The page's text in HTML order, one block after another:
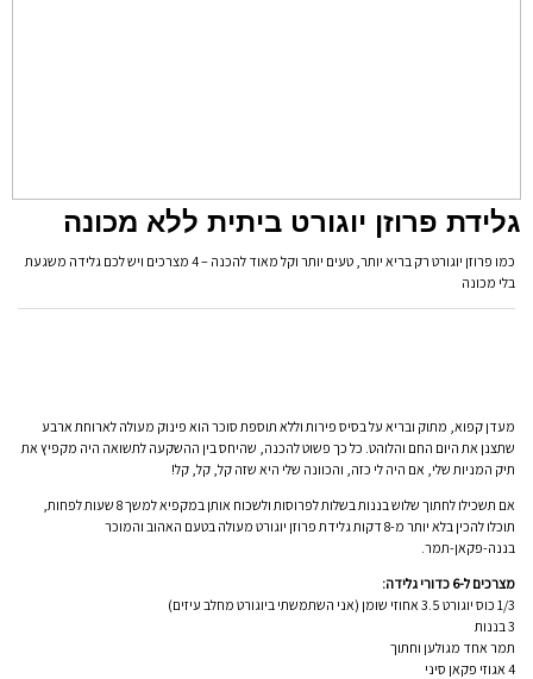
גלידת פרוזן יוגורט ביתית ללא מכונה
כמו פרוזן יוגורט רק בריא יותר, טעים יותר וקל מאוד להכנה – 4 מצרכים ויש לכם גלידה משגעת
בלי מכונה
מעדן קפוא, מתוק ובריא על בסיס פירות וללא תוספת סוכר הוא פינוק מעולה לארוחת ארבע
שתצנן את היום החם והלוהט. כל כך פשוט להכנה, שהיחס בין ההשקעה לתשואה היה מקפיץ את
תיק המניות שלי, אם היה לי כזה, והכוונה שלי היא שזה קל, קל, קל!
אם תשכילו לחתוך שלוש בננות בשלות לפרוסות ולשכוח אותן במקפיא למשך 8 שעות לפחות,
תוכלו להכין בלא יותר מ-8 דקות גלידת פרוזן יוגורט מעולה בטעם האהוב והמוכר
בננה-פקאן-תמר.
מצרכים ל-6 כדורי גלידה:
1/3 כוס יוגורט 3.5 אחוזי שומן (אני השתמשתי ביוגורט מחלב עיזים)
3 בננות
תמר אחד מגולען וחתוך
4 אגוזי פקאן סיני